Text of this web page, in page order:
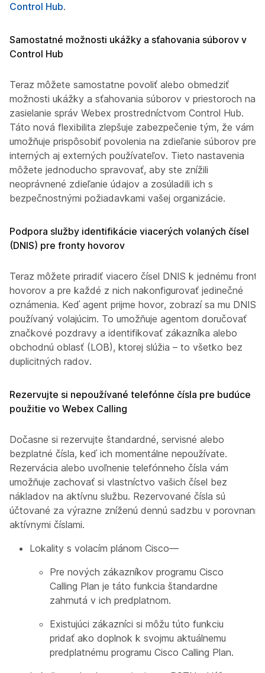
Control Hub.
Samostatné možnosti ukážky a sťahovania súborov v
Control Hub
Teraz môžete samostatne povoliť alebo obmedziť
možnosti ukážky a sťahovania súborov v priestoroch na
zasielanie správ Webex prostredníctvom Control Hub.
Táto nová flexibilita zlepšuje zabezpečenie tým, že vám
umožňuje prispôsobiť povolenia na zdieľanie súborov pre
interných aj externých používateľov. Tieto nastavenia
môžete jednoducho spravovať, aby ste znížili
neoprávnené zdieľanie údajov a zosúladili ich s
bezpečnostnými požiadavkami vašej organizácie.
Podpora služby identifikácie viacerých volaných čísel
(DNIS) pre fronty hovorov
Teraz môžete priradiť viacero čísel DNIS k jednému frontu
hovorov a pre každé z nich nakonfigurovať jedinečné
oznámenia. Keď agent prijme hovor, zobrazí sa mu DNIS
používaný volajúcim. To umožňuje agentom doručovať
značkové pozdravy a identifikovať zákazníka alebo
obchodnú oblasť (LOB), ktorej slúžia – to všetko bez
duplicitných radov.
Rezervujte si nepoužívané telefónne čísla pre budúce
použitie vo Webex Calling
Dočasne si rezervujte štandardné, servisné alebo
bezplatné čísla, keď ich momentálne nepoužívate.
Rezervácia alebo uvoľnenie telefónneho čísla vám
umožňuje zachovať si vlastníctvo vašich čísel bez
nákladov na aktívnu službu. Rezervované čísla sú
účtované za výrazne zníženú dennú sadzbu v porovnaní s
aktívnymi číslami.
Lokality s volacím plánom Cisco—
Pre nových zákazníkov programu Cisco
Calling Plan je táto funkcia štandardne
zahrnutá v ich predplatnom.
Existujúci zákazníci si môžu túto funkciu
pridať ako doplnok k svojmu aktuálnemu
predplatnému programu Cisco Calling Plan.